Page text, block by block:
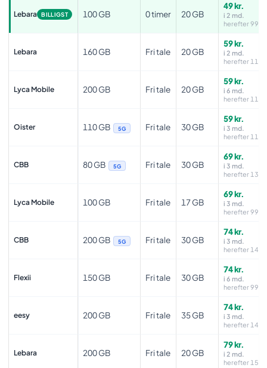
Lebara BILLIGST 100 GB 0 timer 20 GB
49 kr.
i 2 md.
herefter 99 kr.
Lebara 160 GB Fri tale 20 GB
59 kr.
i 2 md.
herefter 119
Lyca Mobile 200 GB Fri tale 20 GB
59 kr.
i 6 md.
herefter 119
Oister 110 GB 5G Fri tale 30 GB
59 kr.
i 3 md.
herefter 119
CBB 80 GB 5G Fri tale 30 GB
69 kr.
i 3 md.
herefter 139
Lyca Mobile 100 GB Fri tale 17 GB
69 kr.
i 3 md.
herefter 99 kr.
CBB 200 GB 5G Fri tale 30 GB
74 kr.
i 3 md.
herefter 149
Flexii 150 GB Fri tale 30 GB
74 kr.
i 6 md.
herefter 99 kr.
eesy 200 GB Fri tale 35 GB
74 kr.
i 3 md.
herefter 149
Lebara 200 GB Fri tale 20 GB
79 kr.
i 2 md.
herefter 159